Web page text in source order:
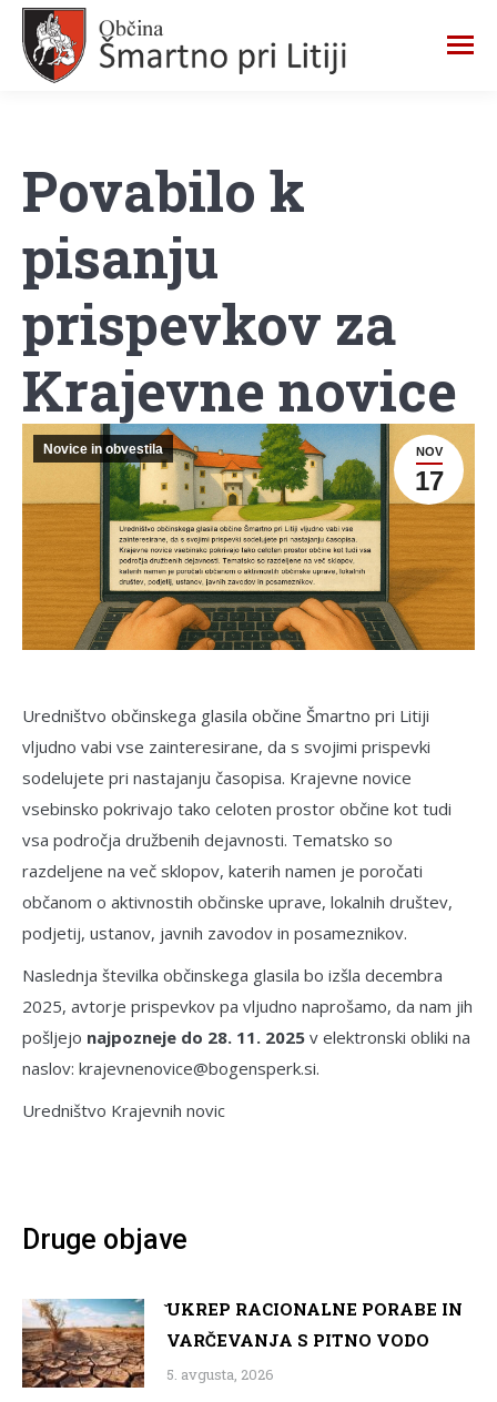
Povabilo k
pisanju
prispevkov za
Krajevne novice
NOV
17
Novice in obvestila
Uredništvo občinskega glasila občine Šmartno pri Litiji
vljudno vabi vse zainteresirane, da s svojimi prispevki
sodelujete pri nastajanju časopisa. Krajevne novice
vsebinsko pokrivajo tako celoten prostor občine kot tudi
vsa področja družbenih dejavnosti. Tematsko so
razdeljene na več sklopov, katerih namen je poročati
občanom o aktivnostih občinske uprave, lokalnih društev,
podjetij, ustanov, javnih zavodov in posameznikov.
Naslednja številka občinskega glasila bo izšla decembra
2025, avtorje prispevkov pa vljudno naprošamo, da nam jih
pošljejo najpozneje do 28. 11. 2025 v elektronski obliki na
naslov: krajevnenovice@bogensperk.si.
Uredništvo Krajevnih novic
Druge objave
̌UKREP RACIONALNE PORABE IN
VARČEVANJA S PITNO VODO
5. avgusta, 2026